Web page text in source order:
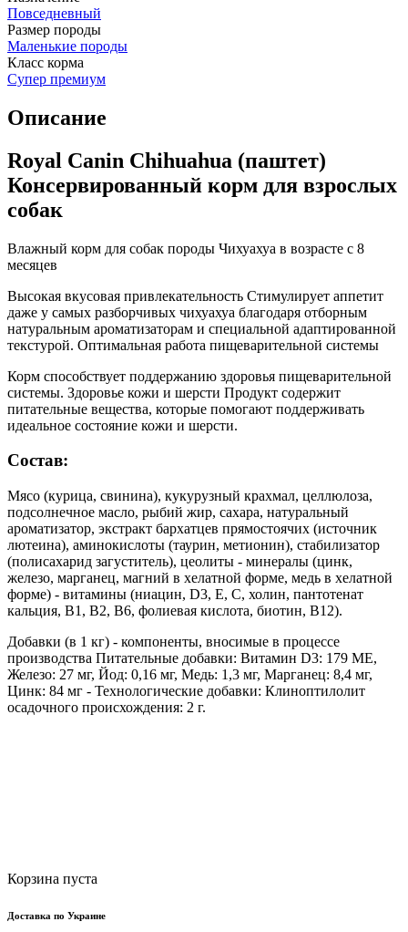
Повседневный
Размер породы
Маленькие породы
Класс корма
Супер премиум
Описание
Royal Canin Chihuahua (паштет)
Консервированный корм для взрослых
собак
Влажный корм для собак породы Чихуахуа в возрасте с 8
месяцев
Высокая вкусовая привлекательность Стимулирует аппетит
даже у самых разборчивых чихуахуа благодаря отборным
натуральным ароматизаторам и специальной адаптированной
текстурой. Оптимальная работа пищеварительной системы
Корм способствует поддержанию здоровья пищеварительной
системы. Здоровье кожи и шерсти Продукт содержит
питательные вещества, которые помогают поддерживать
идеальное состояние кожи и шерсти.
Состав:
Мясо (курица, свинина), кукурузный крахмал, целлюлоза,
подсолнечное масло, рыбий жир, сахара, натуральный
ароматизатор, экстракт бархатцев прямостоячих (источник
лютеина), аминокислоты (таурин, метионин), стабилизатор
(полисахарид загуститель), цеолиты - минералы (цинк,
железо, марганец, магний в хелатной форме, медь в хелатной
форме) - витамины (ниацин, D3, E, C, холин, пантотенат
кальция, B1, B2, B6, фолиевая кислота, биотин, B12).
Добавки (в 1 кг) - компоненты, вносимые в процессе
производства Питательные добавки: Витамин D3: 179 МЕ,
Железо: 27 мг, Йод: 0,16 мг, Медь: 1,3 мг, Марганец: 8,4 мг,
Цинк: 84 мг - Технологические добавки: Клиноптилолит
осадочного происхождения: 2 г.
Корзина пуста
Доставка по Украине